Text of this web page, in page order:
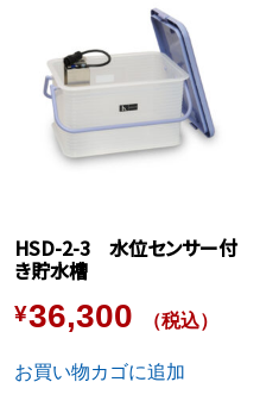
through
¥12,960
す。
は
商
品
ー
HSD-2-3 水位センサー付
き貯水槽
¥36,300 （税込）
お買い物カゴに追加